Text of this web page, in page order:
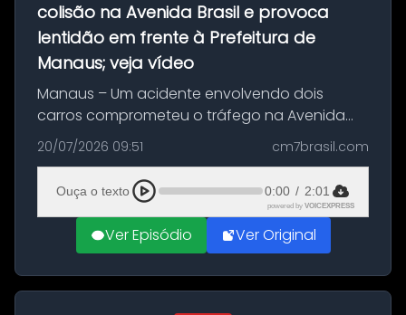
colisão na Avenida Brasil e provoca
lentidão em frente à Prefeitura de
Manaus; veja vídeo
Manaus – Um acidente envolvendo dois
carros comprometeu o tráfego na Avenida
Brasil durante a manhã desta segunda-feira
(20), em frente ao complexo da Prefeitura de
Manaus, na Zona Oeste. A batida ter...
20/07/2026 09:51 cm7brasil.com
Ouça o texto 0:00 / 2:01
powered by VOICEXPRESS
Ver Episódio Ver Original